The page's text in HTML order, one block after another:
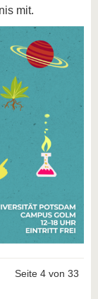
mit.
Seite 4 von 33